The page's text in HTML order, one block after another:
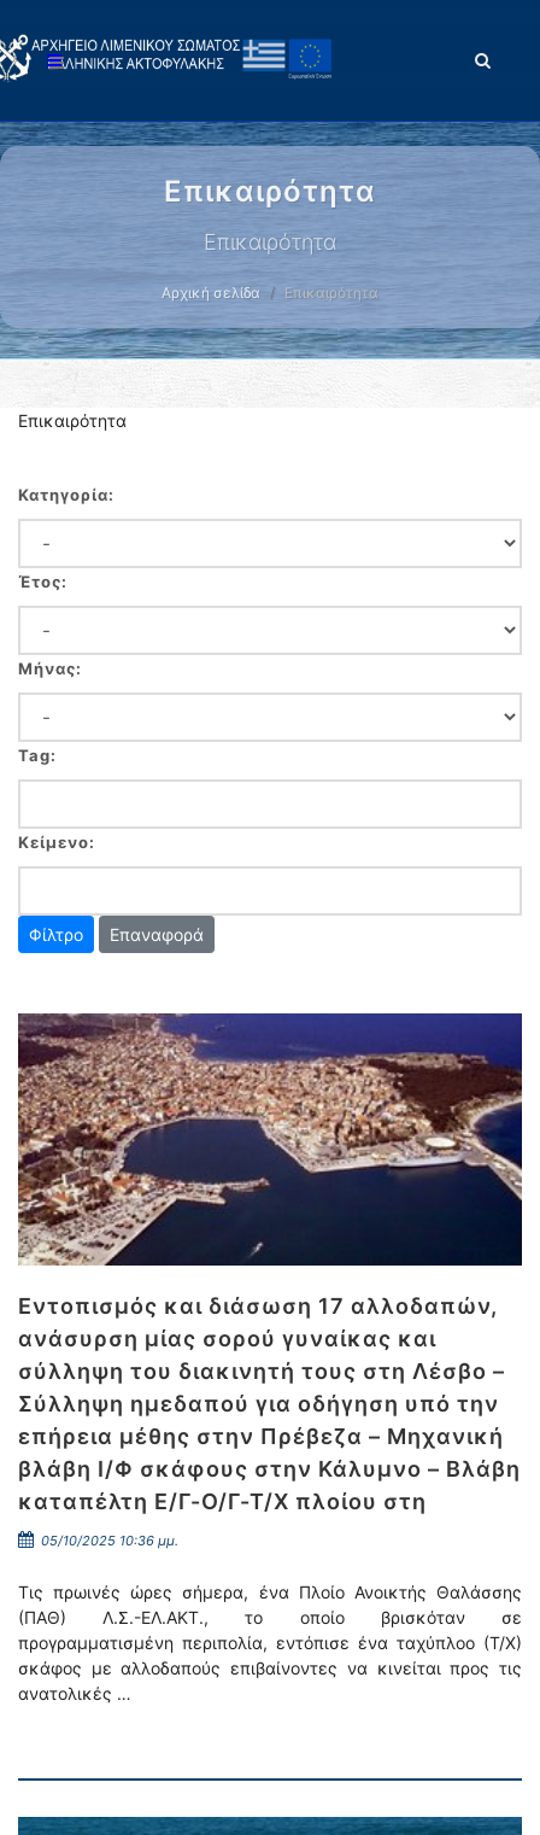
Επικαιρότητα
Επικαιρότητα
Αρχική σελίδα Επικαιρότητα
Επικαιρότητα
Κατηγορία:
Έτος:
Μήνας:
Tag:
Κείμενο:
Επαναφορά
Εντοπισμός και διάσωση 17 αλλοδαπών,
ανάσυρση μίας σορού γυναίκας και
σύλληψη του διακινητή τους στη Λέσβο –
Σύλληψη ημεδαπού για οδήγηση υπό την
επήρεια μέθης στην Πρέβεζα – Μηχανική
βλάβη Ι/Φ σκάφους στην Κάλυμνο – Βλάβη
καταπέλτη Ε/Γ-Ο/Γ-Τ/Χ πλοίου στη
05/10/2025 10:36 μμ.
Τις πρωινές ώρες σήμερα, ένα Πλοίο Ανοικτής Θαλάσσης
(ΠΑΘ) Λ.Σ.-ΕΛ.ΑΚΤ., το οποίο βρισκόταν σε
προγραμματισμένη περιπολία, εντόπισε ένα ταχύπλοο (Τ/Χ)
σκάφος με αλλοδαπούς επιβαίνοντες να κινείται προς τις
ανατολικές …